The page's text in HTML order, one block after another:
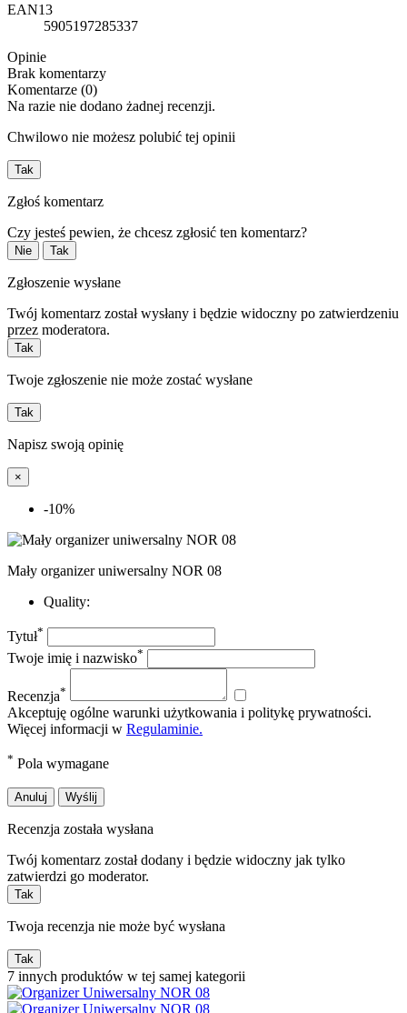
EAN13
5905197285337
Opinie
Brak komentarzy
Komentarze (0)
Na razie nie dodano żadnej recenzji.
Chwilowo nie możesz polubić tej opinii
Tak
Zgłoś komentarz
Czy jesteś pewien, że chcesz zgłosić ten komentarz?
Nie Tak
Zgłoszenie wysłane
Twój komentarz został wysłany i będzie widoczny po zatwierdzeniu
przez moderatora.
Tak
Twoje zgłoszenie nie może zostać wysłane
Tak
Napisz swoją opinię
×
-10%
Mały organizer uniwersalny NOR 08
Quality:
Tytuł*
Twoje imię i nazwisko*
Recenzja*
Akceptuję ogólne warunki użytkowania i politykę prywatności.
Więcej informacji w Regulaminie.
* Pola wymagane
Anuluj Wyślij
Recenzja została wysłana
Twój komentarz został dodany i będzie widoczny jak tylko
zatwierdzi go moderator.
Tak
Twoja recenzja nie może być wysłana
Tak
7 innych produktów w tej samej kategorii